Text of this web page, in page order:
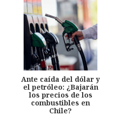
Ante caída del dólar y
el petróleo: ¿Bajarán
los precios de los
combustibles en
Chile?